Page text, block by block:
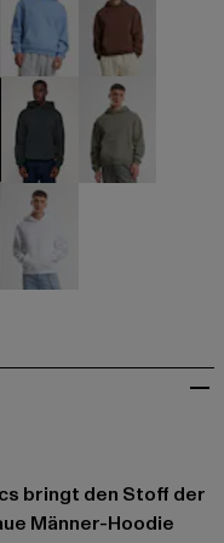
blau braun
grau
bringt den Stoff der
Männer-Hoodie